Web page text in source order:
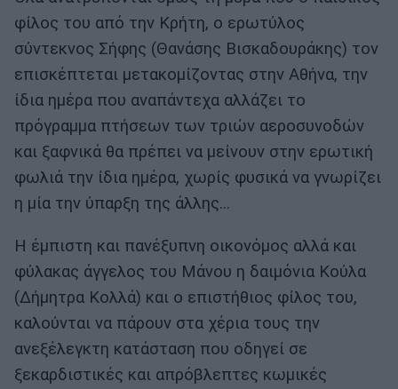
φίλος του από την Κρήτη, ο ερωτύλος
σύντεκνος Σήφης (Θανάσης Βισκαδουράκης) τον
επισκέπτεται μετακομίζοντας στην Αθήνα, την
ίδια ημέρα που αναπάντεχα αλλάζει το
πρόγραμμα πτήσεων των τριών αεροσυνοδών
και ξαφνικά θα πρέπει να μείνουν στην ερωτική
φωλιά την ίδια ημέρα, χωρίς φυσικά να γνωρίζει
η μία την ύπαρξη της άλλης…
Η έμπιστη και πανέξυπνη οικονόμος αλλά και
φύλακας άγγελος του Μάνου η δαιμόνια Κούλα
(Δήμητρα Κολλά) και ο επιστήθιος φίλος του,
καλούνται να πάρουν στα χέρια τους την
ανεξέλεγκτη κατάσταση που οδηγεί σε
ξεκαρδιστικές και απρόβλεπτες κωμικές